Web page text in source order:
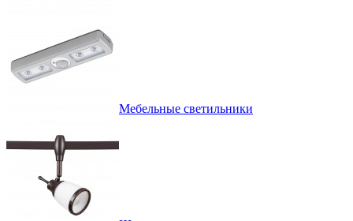
Мебельные светильники